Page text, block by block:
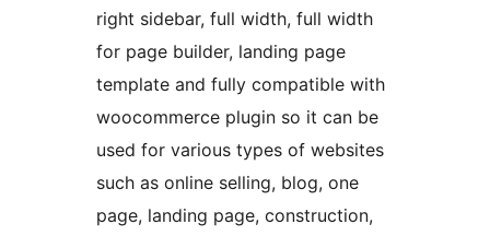
right sidebar, full width, full width
for page builder, landing page
template and fully compatible with
woocommerce plugin so it can be
used for various types of websites
such as online selling, blog, one
page, landing page, construction,